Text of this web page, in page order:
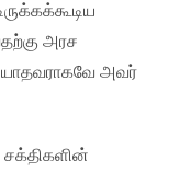
அரச
அவர்